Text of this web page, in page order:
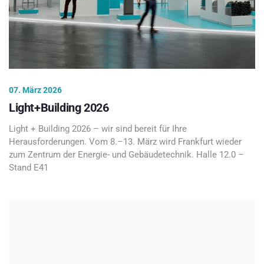
07. März 2026
Light+Building 2026
Light + Building 2026 – wir sind bereit für Ihre
Herausforderungen. Vom 8.–13. März wird Frankfurt wieder
zum Zentrum der Energie- und Gebäudetechnik. Halle 12.0 –
Stand E41